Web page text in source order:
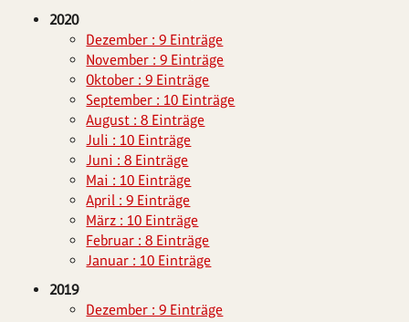
2020
Dezember : 9 Einträge
November : 9 Einträge
Oktober : 9 Einträge
September : 10 Einträge
August : 8 Einträge
Juli : 10 Einträge
Juni : 8 Einträge
Mai : 10 Einträge
April : 9 Einträge
März : 10 Einträge
Februar : 8 Einträge
Januar : 10 Einträge
2019
Dezember : 9 Einträge